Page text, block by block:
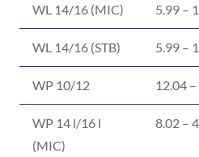
WL 14/16 (MIC) 5.99 –
WL 14/16 (STB) 5.99 –
WP 10/12 12.04
WP 14 l/16 l
(MIC)
8.02 –